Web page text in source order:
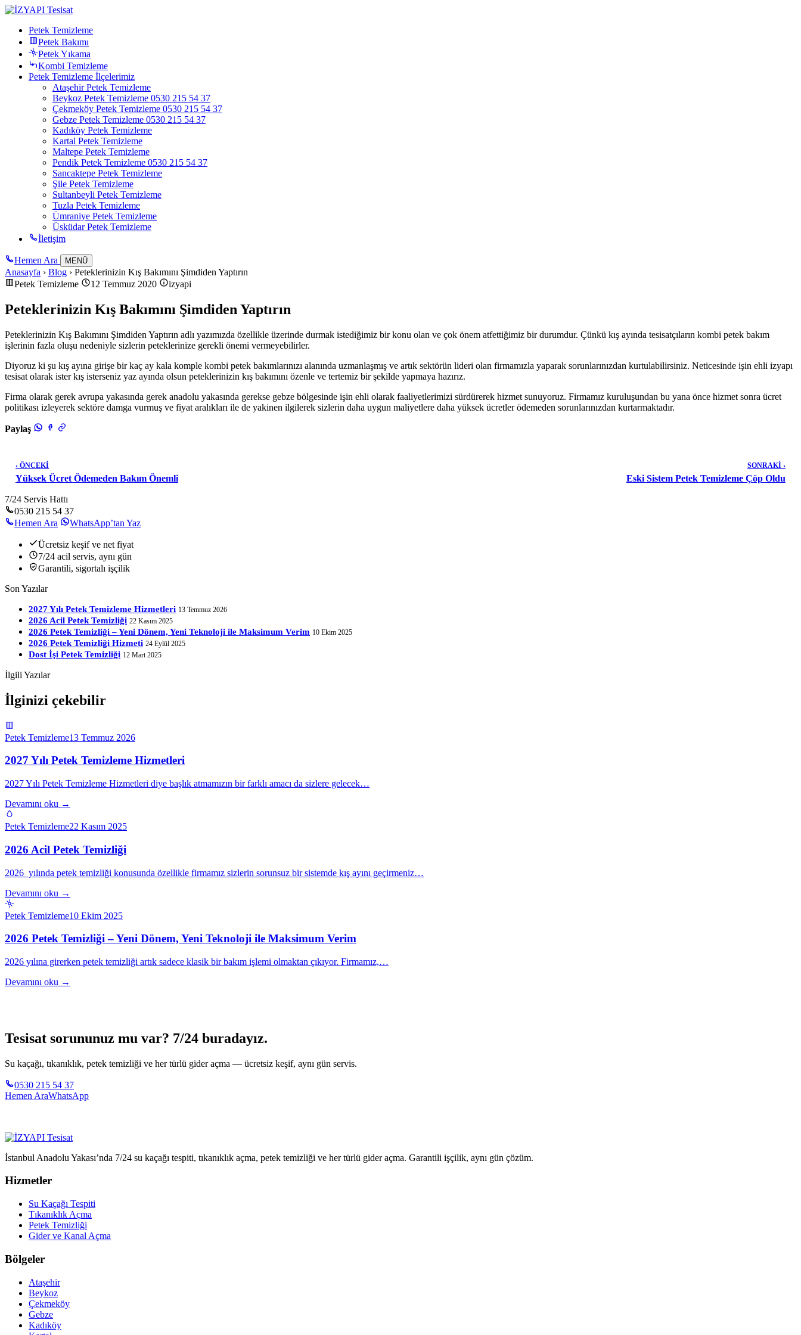
Petek Temizleme
Petek Bakımı
Petek Yıkama
Kombi Temizleme
Petek Temizleme İlçelerimiz
Ataşehir Petek Temizleme
Beykoz Petek Temizleme 0530 215 54 37
Çekmeköy Petek Temizleme 0530 215 54 37
Gebze Petek Temizleme 0530 215 54 37
Kadıköy Petek Temizleme
Kartal Petek Temizleme
Maltepe Petek Temizleme
Pendik Petek Temizleme 0530 215 54 37
Sancaktepe Petek Temizleme
Şile Petek Temizleme
Sultanbeyli Petek Temizleme
Tuzla Petek Temizleme
Ümraniye Petek Temizleme
Üsküdar Petek Temizleme
İletişim
Hemen Ara MENÜ
Anasayfa › Blog › Peteklerinizin Kış Bakımını Şimdiden Yaptırın
Petek Temizleme
12 Temmuz 2020 izyapi
Peteklerinizin Kış Bakımını Şimdiden Yaptırın
Peteklerinizin Kış Bakımını Şimdiden Yaptırın adlı yazımızda özellikle üzerinde durmak istediğimiz bir konu olan ve çok önem atfettiğimiz bir durumdur. Çünkü kış ayında tesisatçıların kombi petek bakım
işlerinin fazla oluşu nedeniyle sizlerin peteklerinize gerekli önemi vermeyebilirler.
Diyoruz ki şu kış ayına girişe bir kaç ay kala komple kombi petek bakımlarınızı alanında uzmanlaşmış ve artık sektörün lideri olan firmamızla yaparak sorunlarınızdan kurtulabilirsiniz. Neticesinde işin ehli izyapı
tesisat olarak ister kış isterseniz yaz ayında olsun peteklerinizin kış bakımını özenle ve tertemiz bir şekilde yapmaya hazırız.
Firma olarak gerek avrupa yakasında gerek anadolu yakasında gerekse gebze bölgesinde işin ehli olarak faaliyetlerimizi sürdürerek hizmet sunuyoruz. Firmamız kuruluşundan bu yana önce hizmet sonra ücret
politikası izleyerek sektöre damga vurmuş ve fiyat aralıkları ile de yakinen ilgilerek sizlerin daha uygun maliyetlere daha yüksek ücretler ödemeden sorunlarınızdan kurtarmaktadır.
Paylaş
‹ ÖNCEKİ
Yüksek Ücret Ödemeden Bakım Önemli
SONRAKİ ›
Eski Sistem Petek Temizleme Çöp Oldu
7/24 Servis Hattı
0530 215 54 37
Hemen Ara
WhatsApp’tan Yaz
Ücretsiz keşif ve net fiyat
7/24 acil servis, aynı gün
Garantili, sigortalı işçilik
Son Yazılar
2027 Yılı Petek Temizleme Hizmetleri 13 Temmuz 2026
2026 Acil Petek Temizliği 22 Kasım 2025
2026 Petek Temizliği – Yeni Dönem, Yeni Teknoloji ile Maksimum Verim 10 Ekim 2025
2026 Petek Temizliği Hizmeti 24 Eylül 2025
Dost İşi Petek Temizliği 12 Mart 2025
İlgili Yazılar
İlginizi çekebilir
Petek Temizleme13 Temmuz 2026
2027 Yılı Petek Temizleme Hizmetleri
2027 Yılı Petek Temizleme Hizmetleri diye başlık atmamızın bir farklı amacı da sizlere gelecek…
Devamını oku →
Petek Temizleme22 Kasım 2025
2026 Acil Petek Temizliği
2026 yılında petek temizliği konusunda özellikle firmamız sizlerin sorunsuz bir sistemde kış ayını geçirmeniz…
Devamını oku →
Petek Temizleme10 Ekim 2025
2026 Petek Temizliği – Yeni Dönem, Yeni Teknoloji ile Maksimum Verim
2026 yılına girerken petek temizliği artık sadece klasik bir bakım işlemi olmaktan çıkıyor. Firmamız,…
Devamını oku →
Tesisat sorununuz mu var? 7/24 buradayız.
Su kaçağı, tıkanıklık, petek temizliği ve her türlü gider açma — ücretsiz keşif, aynı gün servis.
0530 215 54 37
Hemen AraWhatsApp
İstanbul Anadolu Yakası’nda 7/24 su kaçağı tespiti, tıkanıklık açma, petek temizliği ve her türlü gider açma. Garantili işçilik, aynı gün çözüm.
Hizmetler
Su Kaçağı Tespiti
Tıkanıklık Açma
Petek Temizliği
Gider ve Kanal Açma
Bölgeler
Ataşehir
Beykoz
Çekmeköy
Gebze
Kadıköy